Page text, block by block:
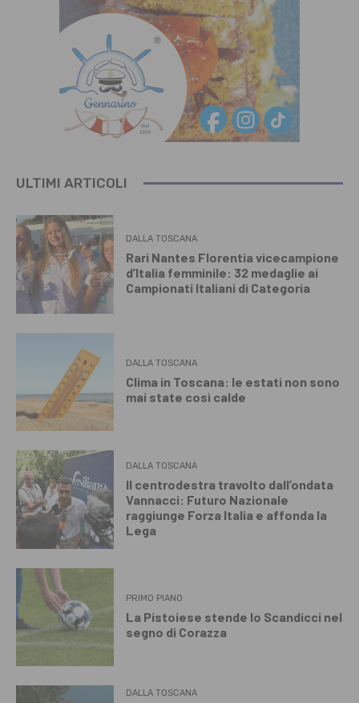
ULTIMI ARTICOLI
DALLA TOSCANA
Rari Nantes Florentia vicecampione
d’Italia femminile: 32 medaglie ai
Campionati Italiani di Categoria
DALLA TOSCANA
Clima in Toscana: le estati non sono
mai state così calde
DALLA TOSCANA
Il centrodestra travolto dall’ondata
Vannacci: Futuro Nazionale
raggiunge Forza Italia e affonda la
Lega
PRIMO PIANO
La Pistoiese stende lo Scandicci nel
segno di Corazza
DALLA TOSCANA